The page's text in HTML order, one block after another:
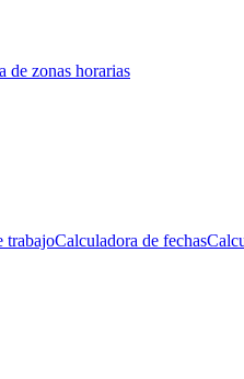
de zonas horarias
trabajoCalculadora de fechas